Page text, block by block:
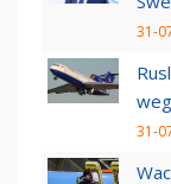
31-
31-